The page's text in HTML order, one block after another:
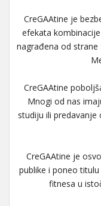
CreGAAtine je
efekata
nagrađena od strane
CreGAAtine
Mnogi od nas
studiju ili
CreGAAtine je
publike i poneo
fitnesa u